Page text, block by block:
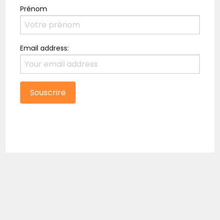
Prénom
Email address: